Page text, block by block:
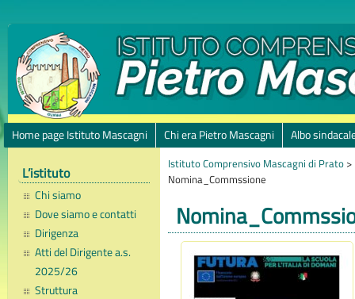
Home page Istituto Mascagni Chi era Pietro Mascagni Albo
L’istituto
Chi siamo
Dove siamo e contatti
Dirigenza
Atti del Dirigente a.s.
2025/26
Struttura
Istituto Comprensivo Mascagni di Prato>
Nomina_Commssione